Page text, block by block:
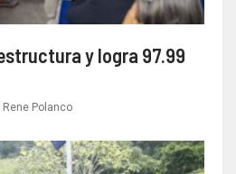
y logra 97.99
Rene Polanco